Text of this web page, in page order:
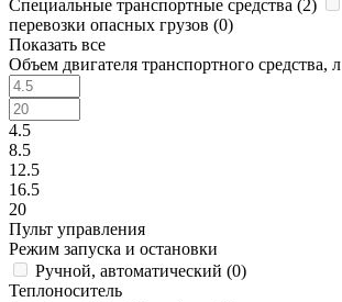
Специальные транспортные средства (2)
перевозки опасных грузов (0)
Показать все
Объем двигателя транспортного средства, л
4.5
8.5
12.5
16.5
20
Пульт управления
Режим запуска и остановки
Ручной, автоматический (0)
Теплоноситель